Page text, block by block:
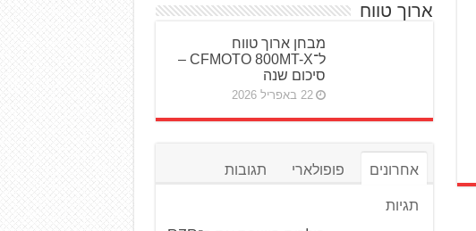
ארוך טווח
מבחן ארוך טווח
ל־CFMOTO 800MT-X –
סיכום שנה
22 באפריל 2026
אחרונים פופולארי תגובות
תגיות